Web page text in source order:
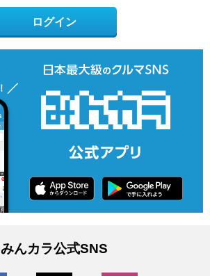
ログイン
みんカラ公式SNS